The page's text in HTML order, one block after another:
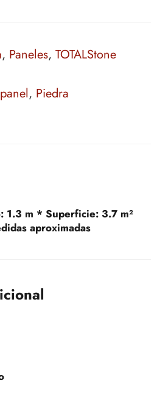
, Paneles, TOTALStone
panel, Piedra
1.3 m * Superficie: 3.7 m²
aproximadas